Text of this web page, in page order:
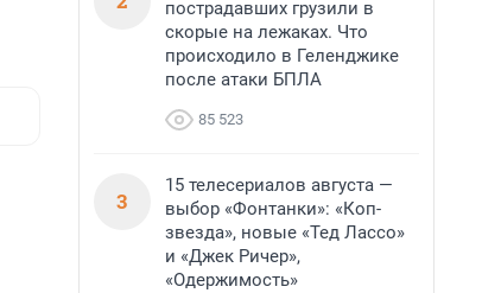
пострадавших грузили в
скорые на лежаках. Что
происходило в Геленджике
после атаки БПЛА
85 523
3
15 телесериалов августа —
выбор «Фонтанки»: «Коп-
звезда», новые «Тед Лассо»
и «Джек Ричер»,
«Одержимость»